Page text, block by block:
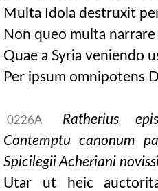
Multa Idola destruxit
Non queo multa
Quae a Syria veniendo
Per ipsum omnipotens
0226A
Ratherius
Contemptu canonum
Spicilegii Acheriani
Utar ut heic